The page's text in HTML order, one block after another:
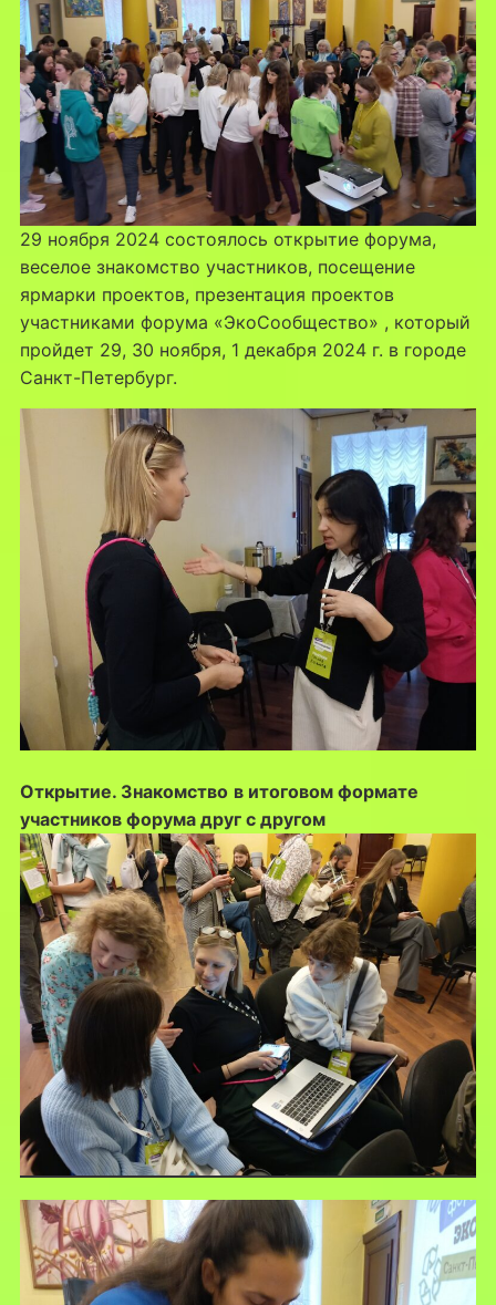
29 ноября 2024 состоялось открытие форума,
веселое знакомство участников, посещение
ярмарки проектов, презентация проектов
участниками форума «ЭкоСообщество» , который
пройдет 29, 30 ноября, 1 декабря 2024 г. в городе
Санкт-Петербург.
Открытие. Знакомство в итоговом формате
участников форума друг с другом